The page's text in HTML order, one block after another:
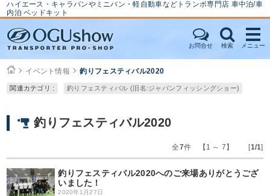
ハイエース・キャラバンやミニバン・軽自動車などトランポ専門店 車中泊/車
内泊 ベッドキット
お問合せ 検索 メニュー
イベント情報 釣りフェスティバル2020
関連カテゴリ : 釣りフェスティバル (旧名:ジャパンフィッシングショー)
釣りフェスティバル2020
全7件 【1 ～ 7】 [1/1]
釣りフェスティバル2020へのご来場ありがとうござ
いました！
2020年1月27日